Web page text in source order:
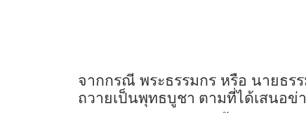
จากกรณี พระธรรมกร หรือ นายธร
ถวายเป็นพุทธบูชา ตามที่ได้เสนอข่